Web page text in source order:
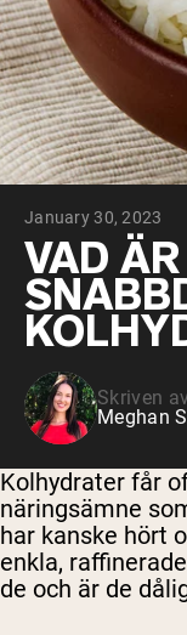
VEGAN
January 30, 2023
VAD ÄR
Skriven av
Meghan
Kolhydrater får
näringsämne
har kanske hört
enkla,
de och är de